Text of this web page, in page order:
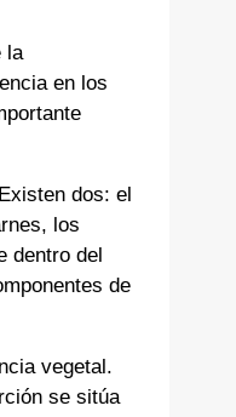
la
en los
dos: el
los
dentro del
de
vegetal.
se sitúa